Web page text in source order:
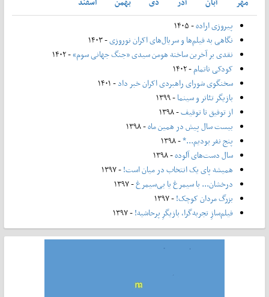
پیروزی اراده- ۱۴۰۵
نگاهی به فیلم‌ها و سریال‌های اکران نوروزی- ۱۴۰۳
نقدی بر آخرین ساخته هومن سیدی «جنگ جهانی سوم»- ۱۴۰۲
کودکی ناتمام- ۱۴۰۲
سخنگوی شورای راهبردی اکران خبر داد- ۱۴۰۱
بازیگر تئاتر و سینما- ۱۳۹۹
از توفیق تا توقیف- ۱۳۹۸
بیست سال پیش در همین ماه- ۱۳۹۸
پنج نفر بودیم...*- ۱۳۹۸
سال دست‌های آلوده- ۱۳۹۸
همیشه پای یک انتخاب در میان است!- ۱۳۹۷
درخشان... با سیمرغ یا بی‌سیمرغ- ۱۳۹۷
بزرگ مردان کوچک!- ۱۳۹۷
فیلم‌سازِ تجربه‌گرا، بازیگرِ پرحاشیه!- ۱۳۹۷